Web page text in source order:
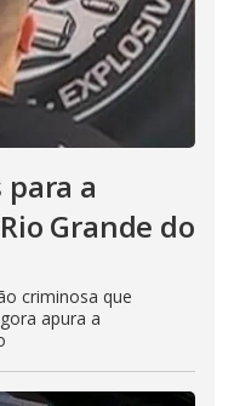
a
Grande do
criminosa que
apura a